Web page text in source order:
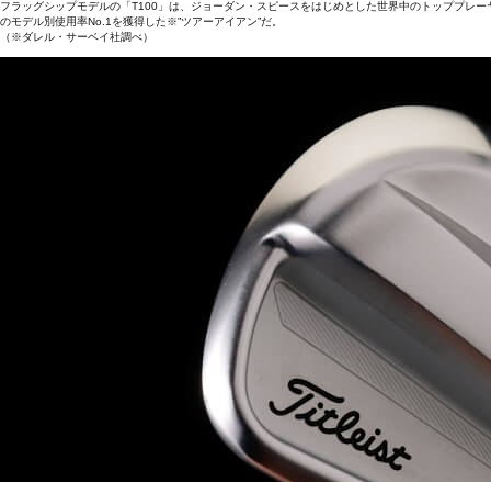
フラッグシップモデルの「T100」は、ジョーダン・スピースをはじめとした世界中のトッププレ
のモデル別使用率No.1を獲得した※”ツアーアイアン”だ。
（※ダレル・サーベイ社調べ）